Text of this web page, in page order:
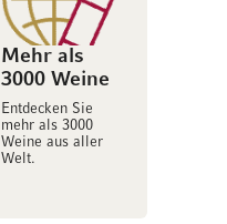
Mehr als
3000 Weine
Entdecken Sie
mehr als 3000
Weine aus aller
Welt.